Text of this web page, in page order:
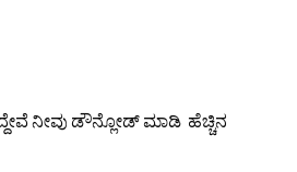
ನೀವು ಡೌನ್ಲೋಡ್ ಮಾಡಿ ಹೆಚ್ಚಿನ